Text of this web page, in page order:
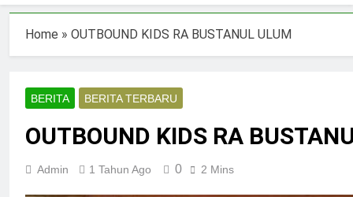
Home » OUTBOUND KIDS RA BUSTANUL ULUM
BERITA BERITA TERBARU
OUTBOUND KIDS RA
Admin 1 Tahun Ago 0 2 Mins